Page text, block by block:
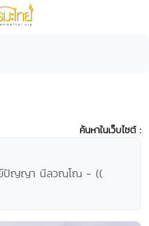
ค้นหาในเว็บไซต์ :
ย์ปัญญา นีลวณฺโณ - ((